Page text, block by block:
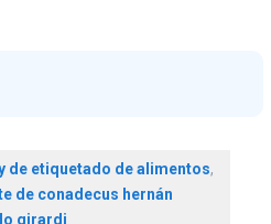
de etiquetado de alimentos,
de conadecus hernán
girardi